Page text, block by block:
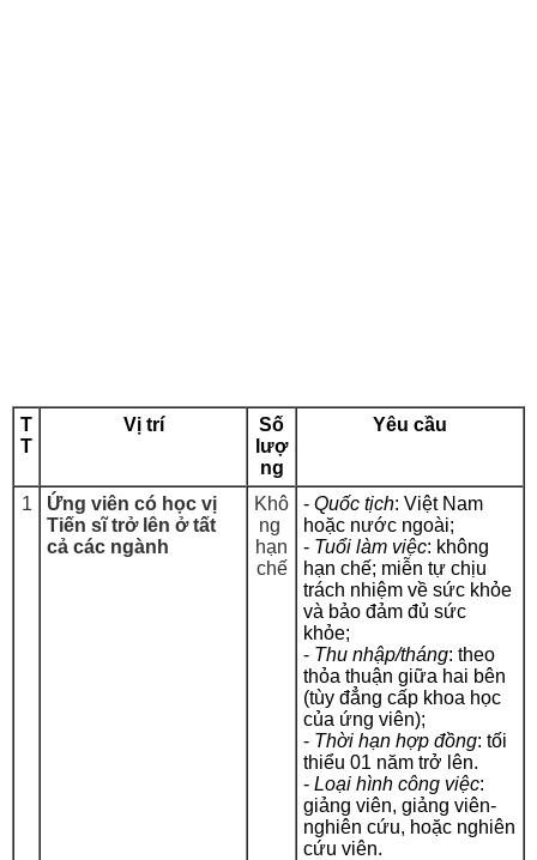
T
T
Vị trí
Số
lượ
ng
Yêu cầu
1
Ứng viên có học vị
Tiến sĩ trở lên ở tất
cả các ngành
Khô
ng
hạn
chế
- Quốc tịch: Việt Nam
hoặc nước ngoài;
- Tuổi làm việc: không
hạn chế; miễn tự chịu
trách nhiệm về sức khỏe
và bảo đảm đủ sức
khỏe;
- Thu nhập/tháng: theo
thỏa thuận giữa hai bên
(tùy đẳng cấp khoa học
của ứng viên);
- Thời hạn hợp đồng: tối
thiểu 01 năm trở lên.
- Loại hình công việc:
giảng viên, giảng viên-
nghiên cứu, hoặc nghiên
cứu viên.